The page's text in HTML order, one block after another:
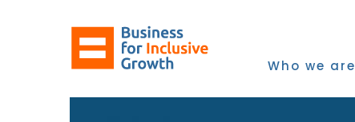
Who we are